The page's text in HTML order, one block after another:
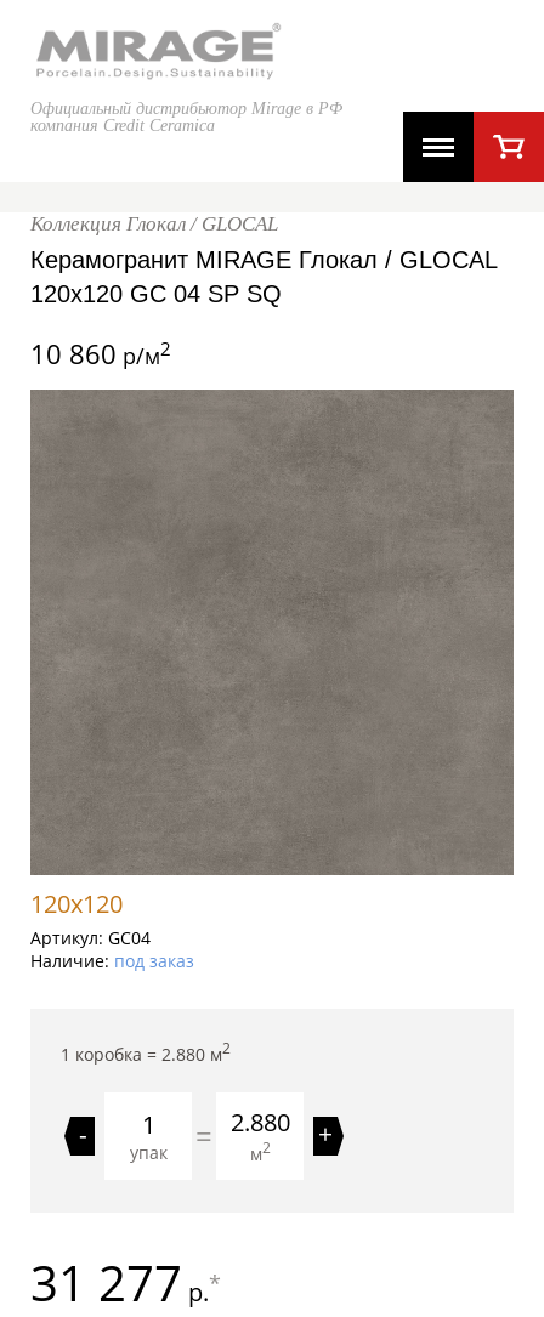
Официальный дистрибьютор Mirage в РФ
компания Credit Ceramica
Коллекция Глокал / GLOCAL
Керамогранит MIRAGE Глокал / GLOCAL
120x120 GC 04 SP SQ
10 860 р/м2
120x120
Артикул: GC04
Наличие: под заказ
1 коробка = 2.880 м2
-
упак = 2.880
м2 +
31 277 р.*